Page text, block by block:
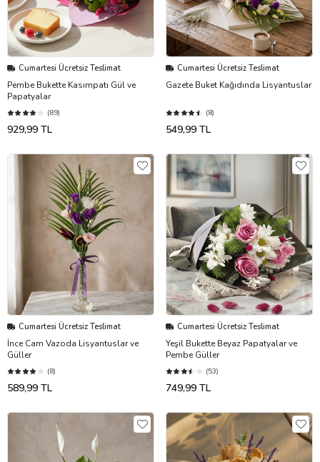
Cumartesi Ücretsiz Teslimat
Pembe Bukette Kasımpatı Gül ve
Papatyalar
(89)
929,99 TL
Cumartesi Ücretsiz Teslimat
Gazete Buket Kağıdında Lisyantuslar
(8)
549,99 TL
Cumartesi Ücretsiz Teslimat
İnce Cam Vazoda Lisyantuslar ve
Güller
(8)
589,99 TL
Cumartesi Ücretsiz Teslimat
Yeşil Bukette Beyaz Papatyalar ve
Pembe Güller
(53)
749,99 TL